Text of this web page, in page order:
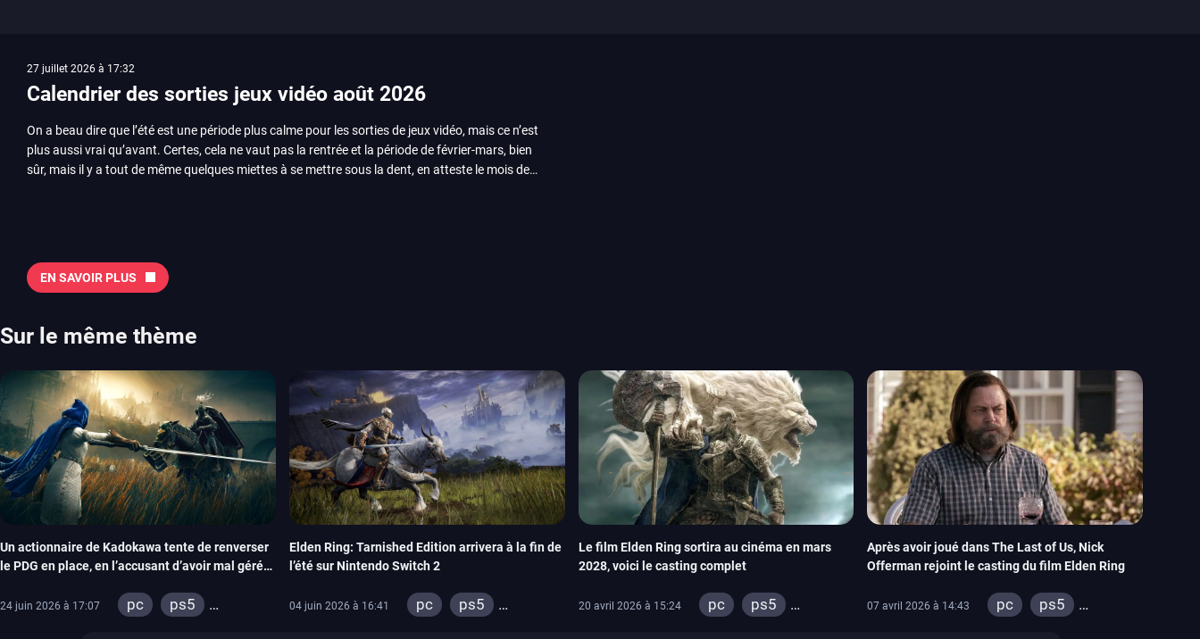
27 juillet 2026 à 17:32
Calendrier des sorties jeux vidéo août 2026
On a beau dire que l’été est une période plus calme pour les sorties de jeux vidéo, mais ce n’est
plus aussi vrai qu’avant. Certes, cela ne vaut pas la rentrée et la période de février-mars, bien
sûr, mais il y a tout de même quelques miettes à se mettre sous la dent, en atteste le mois de
Tokon ou encore Beast of Reincarnation, qui nous montre que Game Freak sait faire autre
chose d’ambitieux que Pokémon. On n’oubliera pas la période de Gamescom, avec Star Wars,
2026 Vous trouverez ici tous les jeux majeurs qui sortiront au mois de juin. Vous trouverez
aussi les jeux de ce mois dans notre page dédiée…
EN SAVOIR PLUS
Sur le même thème
Un actionnaire de Kadokawa tente de renverser
le PDG en place, en l’accusant d’avoir mal géré
24 juin 2026 à 17:07 pc
ps5
Elden Ring: Tarnished Edition arrivera à la fin de
l’été sur Nintendo Switch 2
04 juin 2026 à 16:41 pc
ps5
Le film Elden Ring sortira au cinéma en mars
2028, voici le casting complet
20 avril 2026 à 15:24 pc
ps5
Après avoir joué dans The Last of Us, Nick
Offerman rejoint le casting du film Elden Ring
07 avril 2026 à 14:43 pc
ps5